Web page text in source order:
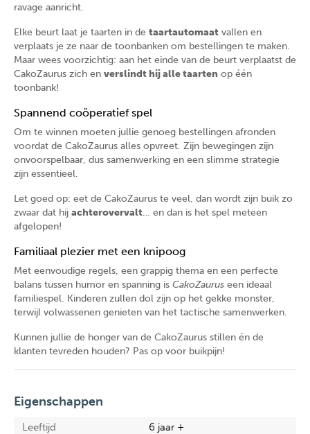
ravage aanricht.
Elke beurt laat je taarten in de taartautomaat vallen en
verplaats je ze naar de toonbanken om bestellingen te maken.
Maar wees voorzichtig: aan het einde van de beurt verplaatst de
CakoZaurus zich en verslindt hij alle taarten op één
toonbank!
Spannend coöperatief spel
Om te winnen moeten jullie genoeg bestellingen afronden
voordat de CakoZaurus alles opvreet. Zijn bewegingen zijn
onvoorspelbaar, dus samenwerking en een slimme strategie
zijn essentieel.
Let goed op: eet de CakoZaurus te veel, dan wordt zijn buik zo
zwaar dat hij achterovervalt… en dan is het spel meteen
afgelopen!
Familiaal plezier met een knipoog
Met eenvoudige regels, een grappig thema en een perfecte
balans tussen humor en spanning is CakoZaurus een ideaal
familiespel. Kinderen zullen dol zijn op het gekke monster,
terwijl volwassenen genieten van het tactische samenwerken.
Kunnen jullie de honger van de CakoZaurus stillen én de
klanten tevreden houden? Pas op voor buikpijn!
Eigenschappen
Leeftijd 6 jaar +